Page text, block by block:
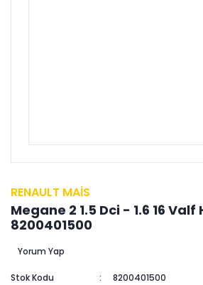
RENAULT MAİS
Megane 2 1.5 Dci - 1.6 16
8200401500
Yorum Yap
Stok Kodu
8200401500